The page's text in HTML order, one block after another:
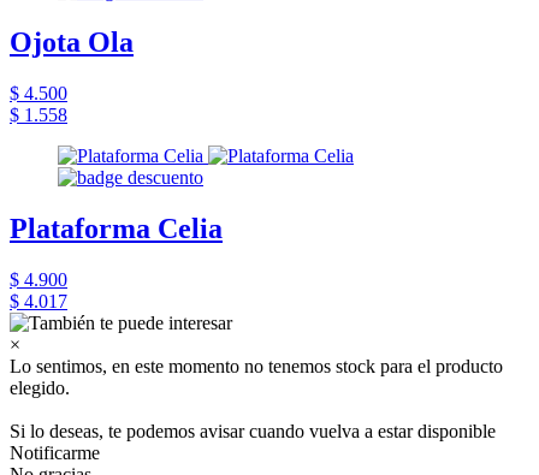
Ojota Ola
$ 4.500
$ 1.558
Plataforma Celia
$ 4.900
$ 4.017
×
Lo sentimos, en este momento no tenemos stock para el producto
elegido.
Si lo deseas, te podemos avisar cuando vuelva a estar disponible
Notificarme